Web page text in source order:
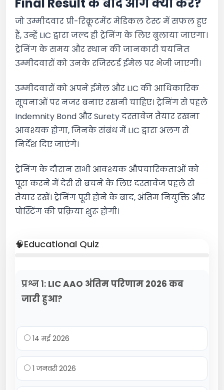
जो उम्मीदवार प्री-रिक्रूटमेंट मेडिकल टेस्ट में सफल हुए
हैं, उन्हें LIC द्वारा जल्द ही ट्रेनिंग के लिए बुलाया जाएगा।
ट्रेनिंग के समय और स्थान की जानकारी चयनित
उम्मीदवारों को उनके रजिस्टर्ड ईमेल पर भेजी जाएगी।
उम्मीदवारों को अपने ईमेल और LIC की आधिकारिक
सूचनाओं पर नजर बनाए रखनी चाहिए। ट्रेनिंग से पहले
Indemnity Bond और Surety दस्तावेज तैयार रखना
आवश्यक होगा, जिनके संबंध में LIC द्वारा अलग से
निर्देश दिए जाएंगे।
ट्रेनिंग के दौरान सभी आवश्यक औपचारिकताओं को
पूरा करने में देरी से बचने के लिए दस्तावेज पहले से
तैयार रखें। ट्रेनिंग पूरी होने के बाद, अंतिम नियुक्ति और
पोस्टिंग की प्रक्रिया शुरू होगी।
🧠Educational Quiz
प्रश्न 1: LIC AAO अंतिम परिणाम 2026 कब
जारी हुआ?
14 मई 2026
1 जनवरी 2026